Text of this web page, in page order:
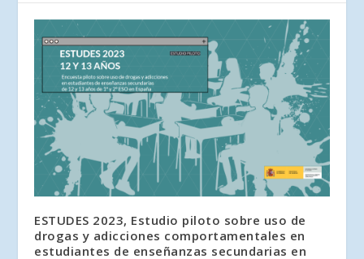
ESTUDES 2023, Estudio piloto sobre uso de
drogas y adicciones comportamentales en
estudiantes de enseñanzas secundarias en